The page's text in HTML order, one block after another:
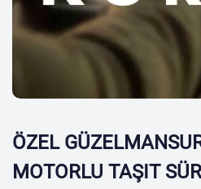
ÖZEL
MOTORLU TAŞIT